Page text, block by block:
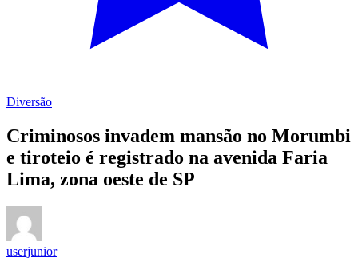
Diversão
Criminosos invadem mansão no Morumbi
e tiroteio é registrado na avenida Faria
Lima, zona oeste de SP
userjunior